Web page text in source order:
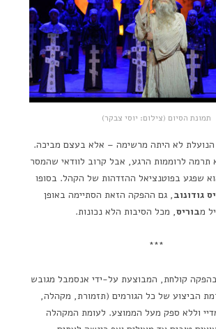
תמונת הסיום (צילום: יוסי צבקר)
לא היתה מרשימה – אלא בעצם מביכה.
לרוממות הרגע, אבל קרוב לוודאי שהמסר
שפגע בפוטנציאל ההזדהות של הקהל. בסופו
גודונוב, גם ההפקה הזאת הסתיימה באופן
מבוריס, מכל הסיבות הלא נכונות.
***
קולחת, המבוצעת על-ידי אנסמבל מגובש
הביצוע של כל הגורמים (תזמורת, מקהלה,
וללא ספק מעל הממוצע. לעומת המקהלה